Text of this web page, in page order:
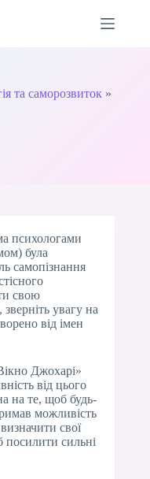
та саморозвиток»
психологами
була
самопізнання
свою
увагу на
від імен
Джохарі»
від цього
на те, щоб будь-
можливість
свої
посилити сильні